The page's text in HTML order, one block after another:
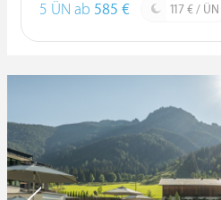
5 ÜN ab 585 € 117 € / ÜN